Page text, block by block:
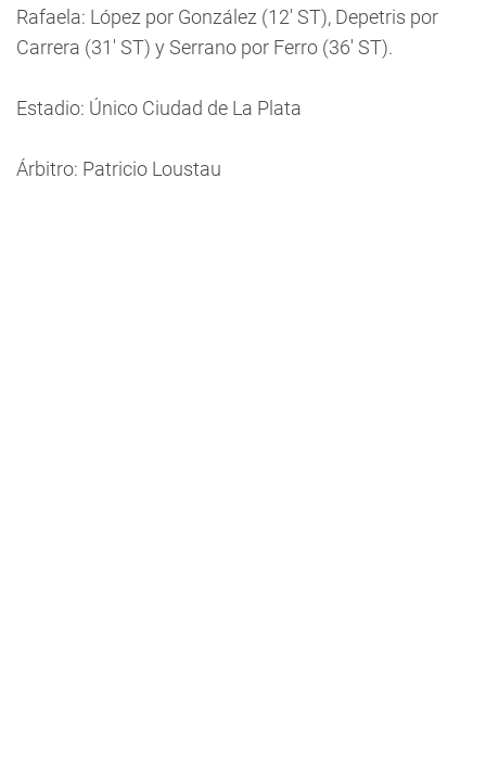
Rafaela: López por González (12' ST), Depetris por
Carrera (31' ST) y Serrano por Ferro (36' ST).
Estadio: Único Ciudad de La Plata
Árbitro: Patricio Loustau